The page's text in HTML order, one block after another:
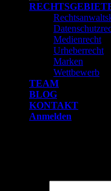
Medienrecht
Urheberrecht
Marken
Wettbewerb
TEAM
BLOG
KONTAKT
Anmelden